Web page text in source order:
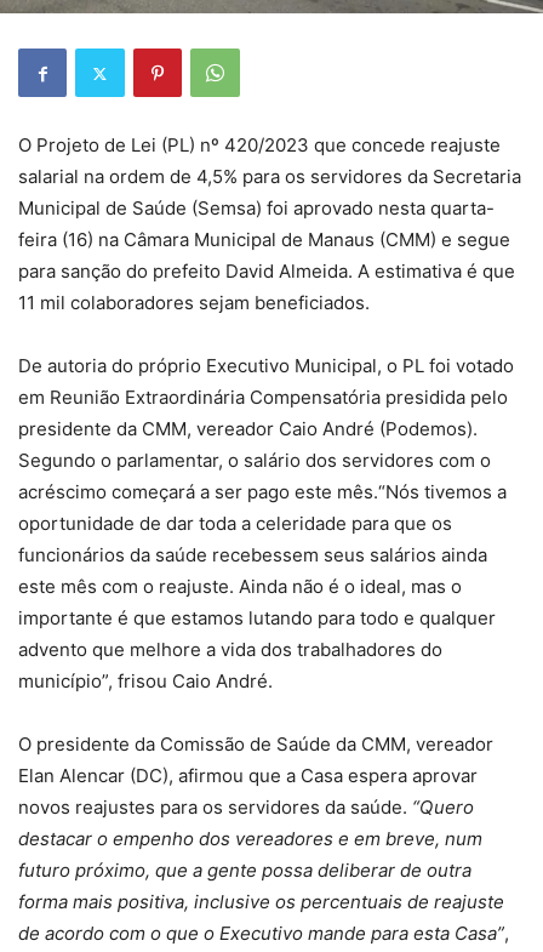
O Projeto de Lei (PL) nº 420/2023 que concede reajuste
salarial na ordem de 4,5% para os servidores da Secretaria
Municipal de Saúde (Semsa) foi aprovado nesta quarta-
feira (16) na Câmara Municipal de Manaus (CMM) e segue
para sanção do prefeito David Almeida. A estimativa é que
11 mil colaboradores sejam beneficiados.
De autoria do próprio Executivo Municipal, o PL foi votado
em Reunião Extraordinária Compensatória presidida pelo
presidente da CMM, vereador Caio André (Podemos).
Segundo o parlamentar, o salário dos servidores com o
acréscimo começará a ser pago este mês.“Nós tivemos a
oportunidade de dar toda a celeridade para que os
funcionários da saúde recebessem seus salários ainda
este mês com o reajuste. Ainda não é o ideal, mas o
importante é que estamos lutando para todo e qualquer
advento que melhore a vida dos trabalhadores do
município”, frisou Caio André.
O presidente da Comissão de Saúde da CMM, vereador
Elan Alencar (DC), afirmou que a Casa espera aprovar
novos reajustes para os servidores da saúde. “Quero
destacar o empenho dos vereadores e em breve, num
futuro próximo, que a gente possa deliberar de outra
forma mais positiva, inclusive os percentuais de reajuste
de acordo com o que o Executivo mande para esta Casa”,